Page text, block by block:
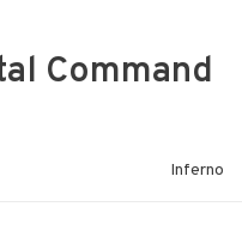
Command
Inferno